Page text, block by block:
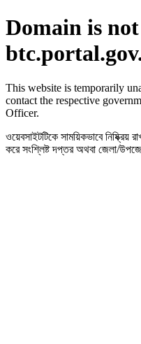
Domain is
This website is temporarily
contact the respective
Officer.
ওয়েবসাইটটিকে সাময়িকভাবে
করে সংশ্লিষ্ট দপ্তর অথবা জেলা/